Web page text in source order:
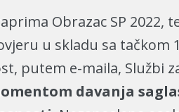
Obrazac SP 2022,
u skladu sa tačkom
putem e-maila, Službi
davanja